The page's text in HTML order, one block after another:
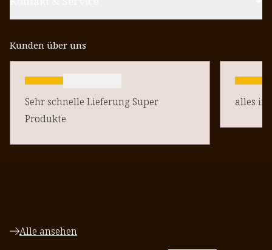
Kunden über uns
Sehr schnelle Lieferung Super
Produkte
alles in
Alle ansehen